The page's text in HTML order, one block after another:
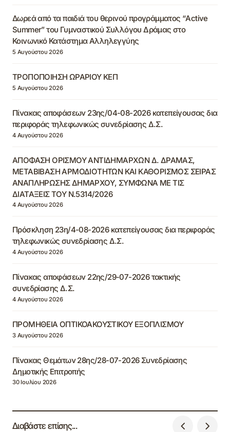
Δωρεά από τα παιδιά του θερινού προγράμματος “Active
Summer” του Γυμναστικού Συλλόγου Δράμας στο
Κοινωνικό Κατάστημα Αλληλεγγύης
5 Αυγούστου 2026
ΤΡΟΠΟΠΟΙΗΣΗ ΩΡΑΡΙΟΥ ΚΕΠ
5 Αυγούστου 2026
Πίνακας αποφάσεων 23ης/04-08-2026 κατεπείγουσας δια
περιφοράς τηλεφωνικώς συνεδρίασης Δ.Σ.
4 Αυγούστου 2026
ΑΠΟΦΑΣΗ ΟΡΙΣΜΟΥ ΑΝΤΙΔΗΜΑΡΧΩΝ Δ. ΔΡΑΜΑΣ,
ΜΕΤΑΒΙΒΑΣΗ ΑΡΜΟΔΙΟΤΗΤΩΝ ΚΑΙ ΚΑΘΟΡΙΣΜΟΣ ΣΕΙΡΑΣ
ΑΝΑΠΛΗΡΩΣΗΣ ΔΗΜΑΡΧΟΥ, ΣΥΜΦΩΝΑ ΜΕ ΤΙΣ
ΔΙΑΤΑΞΕΙΣ ΤΟΥ Ν.5314/2026
4 Αυγούστου 2026
Πρόσκληση 23η/4-08-2026 κατεπείγουσας δια περιφοράς
τηλεφωνικώς συνεδρίασης Δ.Σ.
4 Αυγούστου 2026
Πίνακας αποφάσεων 22ης/29-07-2026 τακτικής
συνεδρίασης Δ.Σ.
4 Αυγούστου 2026
ΠΡΟΜΗΘΕΙΑ ΟΠΤΙΚΟΑΚΟΥΣΤΙΚΟΥ ΕΞΟΠΛΙΣΜΟΥ
3 Αυγούστου 2026
Πίνακας Θεμάτων 28ης/28-07-2026 Συνεδρίασης
Δημοτικής Επιτροπής
30 Ιουλίου 2026
Διαβάστε επίσης...